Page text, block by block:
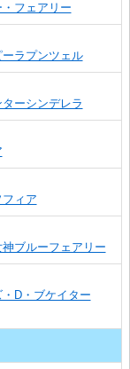
フェアリー
ラプンツェル
ーシンデレラ
ィア
ブルーフェアリー
D・ブケイター